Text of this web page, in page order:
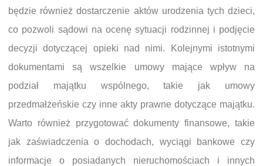
będzie również dostarczenie aktów urodzenia tych dzieci,
co pozwoli sądowi na ocenę sytuacji rodzinnej i podjęcie
decyzji dotyczącej opieki nad nimi. Kolejnymi istotnymi
dokumentami są wszelkie umowy mające wpływ na
podział majątku wspólnego, takie jak umowy
przedmałżeńskie czy inne akty prawne dotyczące majątku.
Warto również przygotować dokumenty finansowe, takie
jak zaświadczenia o dochodach, wyciągi bankowe czy
informacje o posiadanych nieruchomościach i innych